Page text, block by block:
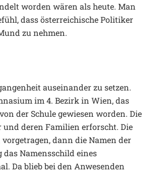
worden wären als heute. Man
dass österreichische Politiker
zu nehmen.
auseinander zu setzen.
im 4. Bezirk in Wien, das
der Schule gewiesen worden. Die
und deren Familien erforscht. Die
dann die Namen der
Namensschild eines
Da blieb bei den Anwesenden